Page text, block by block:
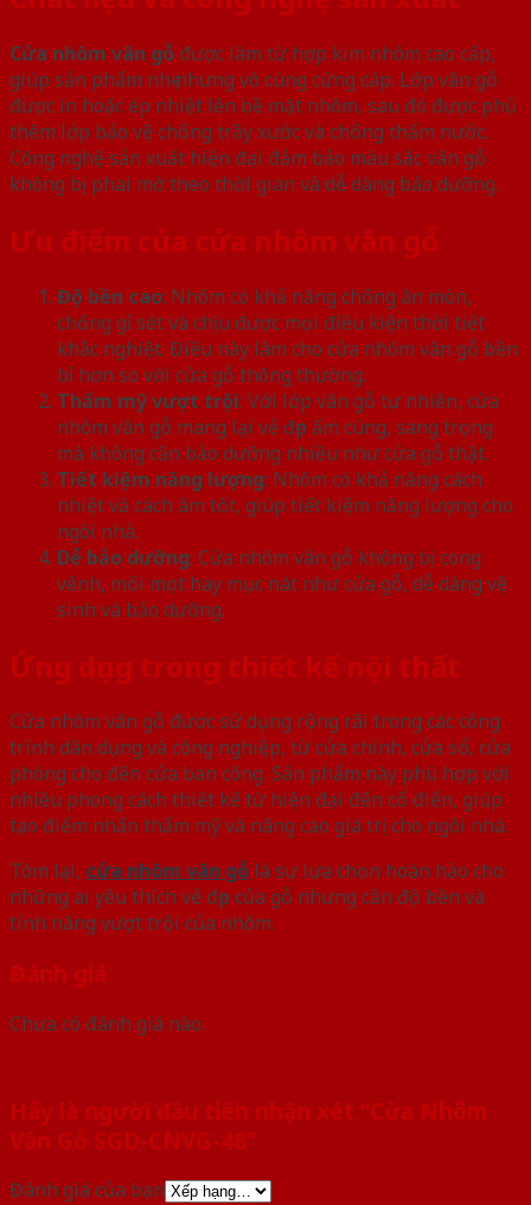
Cửa nhôm vân gỗ được làm từ hợp kim nhôm cao cấp,
giúp sản phẩm nhẹ nhưng vô cùng cứng cáp. Lớp vân gỗ
được in hoặc ép nhiệt lên bề mặt nhôm, sau đó được phủ
thêm lớp bảo vệ chống trầy xước và chống thấm nước.
Công nghệ sản xuất hiện đại đảm bảo màu sắc vân gỗ
không bị phai mờ theo thời gian và dễ dàng bảo dưỡng.
Ưu điểm của cửa nhôm vân gỗ
Độ bền cao: Nhôm có khả năng chống ăn mòn,
chống gỉ sét và chịu được mọi điều kiện thời tiết
khắc nghiệt. Điều này làm cho cửa nhôm vân gỗ bền
bỉ hơn so với cửa gỗ thông thường.
Thẩm mỹ vượt trội: Với lớp vân gỗ tự nhiên, cửa
nhôm vân gỗ mang lại vẻ đẹp ấm cúng, sang trọng
mà không cần bảo dưỡng nhiều như cửa gỗ thật.
Tiết kiệm năng lượng: Nhôm có khả năng cách
nhiệt và cách âm tốt, giúp tiết kiệm năng lượng cho
ngôi nhà.
Dễ bảo dưỡng: Cửa nhôm vân gỗ không bị cong
vênh, mối mọt hay mục nát như cửa gỗ, dễ dàng vệ
sinh và bảo dưỡng.
Ứng dụng trong thiết kế nội thất
Cửa nhôm vân gỗ được sử dụng rộng rãi trong các công
trình dân dụng và công nghiệp, từ cửa chính, cửa sổ, cửa
phòng cho đến cửa ban công. Sản phẩm này phù hợp với
nhiều phong cách thiết kế từ hiện đại đến cổ điển, giúp
tạo điểm nhấn thẩm mỹ và nâng cao giá trị cho ngôi nhà.
Tóm lại, cửa nhôm vân gỗ là sự lựa chọn hoàn hảo cho
những ai yêu thích vẻ đẹp của gỗ nhưng cần độ bền và
tính năng vượt trội của nhôm.
Đánh giá
Chưa có đánh giá nào.
Hãy là người đầu tiên nhận xét “Cửa Nhôm
Vân Gỗ SGD-CNVG-48”
Đánh giá của bạn